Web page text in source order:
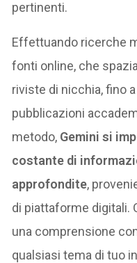
pertinenti.
Effettuando ricerche
fonti online, che
riviste di nicchia, fino
pubblicazioni
metodo, Gemini si
costante di
approfondite,
di piattaforme digitali.
una comprensione
qualsiasi tema di tuo